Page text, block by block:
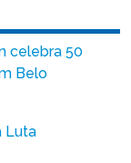
celebra 50
Belo
Luta